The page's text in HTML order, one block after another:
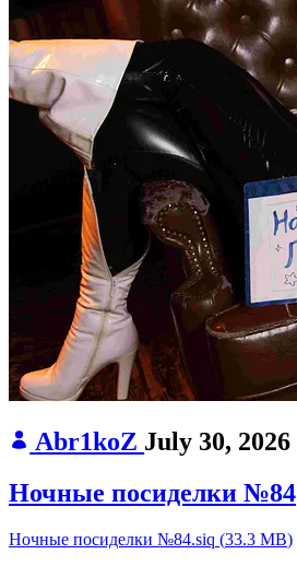
Abr1koZ July 30, 2026
Ночные посиделки №84
Ночные посиделки №84.siq (33.3 MB)